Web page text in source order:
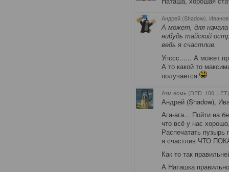
Андрей (Shadow),
А может, для
нибудь тайский
ведь я счастлив.
Упссс...... А может
А то какой то
получается.
Азм есмь
Андрей (Shadow),
Ага-ага... Пойти на
что всё у нас
Распечатать
я счастлив ЧТО
Как то так
А Наташка